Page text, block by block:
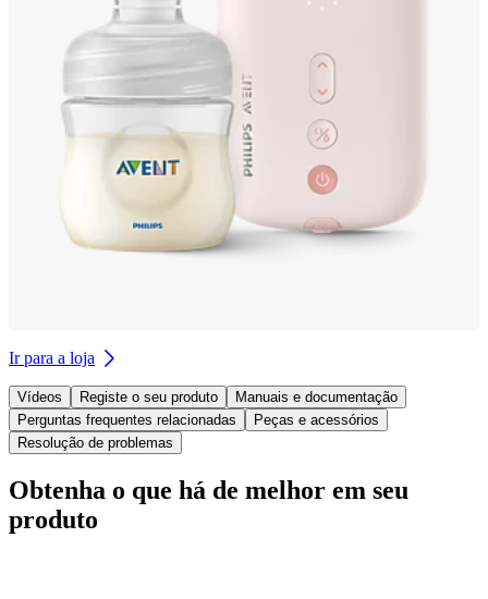
Ir para a loja
Vídeos Registe o seu produto
Manuais e documentação
Perguntas frequentes relacionadas
Peças e acessórios
Resolução de problemas
Obtenha o que há de melhor em seu
produto